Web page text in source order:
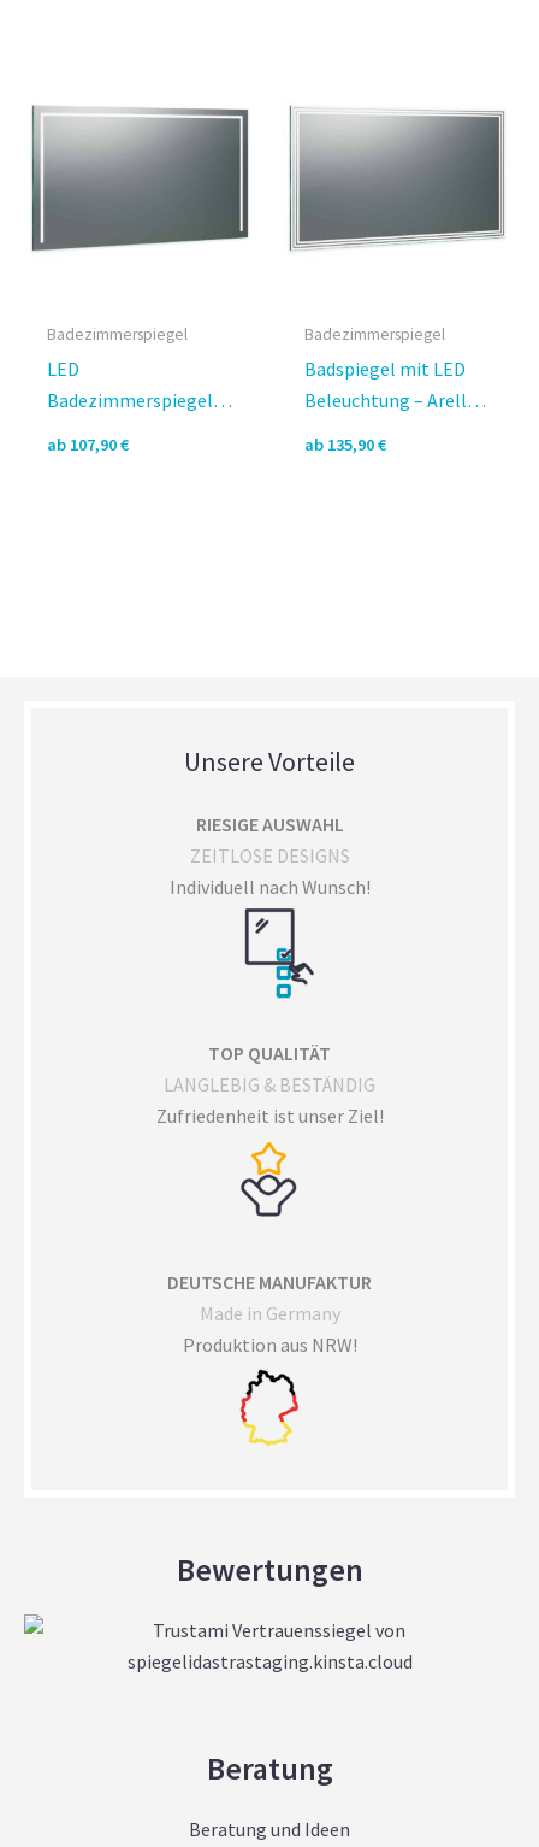
Badezimmerspiegel
LED
Badezimmerspiegel
links oben rechts
ab 107,90€
Badezimmerspiegel
Badspiegel mit LED
Beleuchtung – Arella
ab 135,90€
Unsere Vorteile
RIESIGE AUSWAHL
ZEITLOSE DESIGNS
Individuell nach Wunsch!
TOP QUALITÄT
LANGLEBIG & BESTÄNDIG
Zufriedenheit ist unser Ziel!
DEUTSCHE MANUFAKTUR
Made in Germany
Produktion aus NRW!
Bewertungen
Beratung
Beratung und Ideen